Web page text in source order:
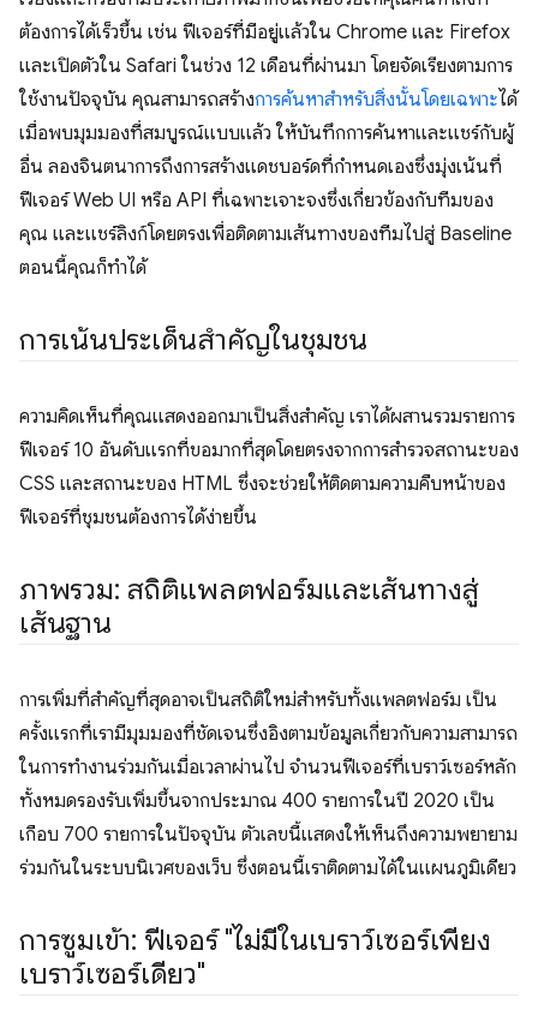
ต้องการได้เร็วขึ้น เช่น ฟีเจอร์ที่มีอยู่แล้วใน Chrome และ Firefox
และเปิดตัวใน Safari ในช่วง 12 เดือนที่ผ่านมา โดยจัดเรียงตามการ
ใช้งานปัจจุบัน คุณสามารถสร้างการค้นหาสำหรับสิ่งนั้นโดยเฉพาะได้
เมื่อพบมุมมองที่สมบูรณ์แบบแล้ว ให้บันทึกการค้นหาและแชร์กับผู้
อื่น ลองจินตนาการถึงการสร้างแดชบอร์ดที่กำหนดเองซึ่งมุ่งเน้นที่
ฟีเจอร์ Web UI หรือ API ที่เฉพาะเจาะจงซึ่งเกี่ยวข้องกับทีมของ
คุณ และแชร์ลิงก์โดยตรงเพื่อติดตามเส้นทางของทีมไปสู่ Baseline
ตอนนี้คุณก็ทําได้
การเน้นประเด็นสำคัญในชุมชน
ความคิดเห็นที่คุณแสดงออกมาเป็นสิ่งสำคัญ เราได้ผสานรวมรายการ
ฟีเจอร์ 10 อันดับแรกที่ขอมากที่สุดโดยตรงจากการสำรวจสถานะของ
CSS และสถานะของ HTML ซึ่งจะช่วยให้ติดตามความคืบหน้าของ
ฟีเจอร์ที่ชุมชนต้องการได้ง่ายขึ้น
ภาพรวม: สถิติแพลตฟอร์มและเส้นทางสู่
เส้นฐาน
การเพิ่มที่สำคัญที่สุดอาจเป็นสถิติใหม่สำหรับทั้งแพลตฟอร์ม เป็น
ครั้งแรกที่เรามีมุมมองที่ชัดเจนซึ่งอิงตามข้อมูลเกี่ยวกับความสามารถ
ในการทำงานร่วมกันเมื่อเวลาผ่านไป จำนวนฟีเจอร์ที่เบราว์เซอร์หลัก
ทั้งหมดรองรับเพิ่มขึ้นจากประมาณ 400 รายการในปี 2020 เป็น
เกือบ 700 รายการในปัจจุบัน ตัวเลขนี้แสดงให้เห็นถึงความพยายาม
ร่วมกันในระบบนิเวศของเว็บ ซึ่งตอนนี้เราติดตามได้ในแผนภูมิเดียว
การซูมเข้า: ฟีเจอร์ "ไม่มีในเบราว์เซอร์เพียง
เบราว์เซอร์เดียว"